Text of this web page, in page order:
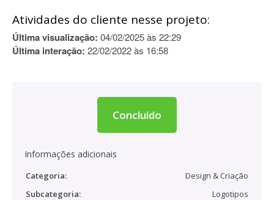
Atividades do cliente nesse projeto:
Última visualização: 04/02/2025 às 22:29
Última interação: 22/02/2022 às 16:58
Concluído
Informações adicionais
Categoria:
Design & Criação
Subcategoria:
Logotipos